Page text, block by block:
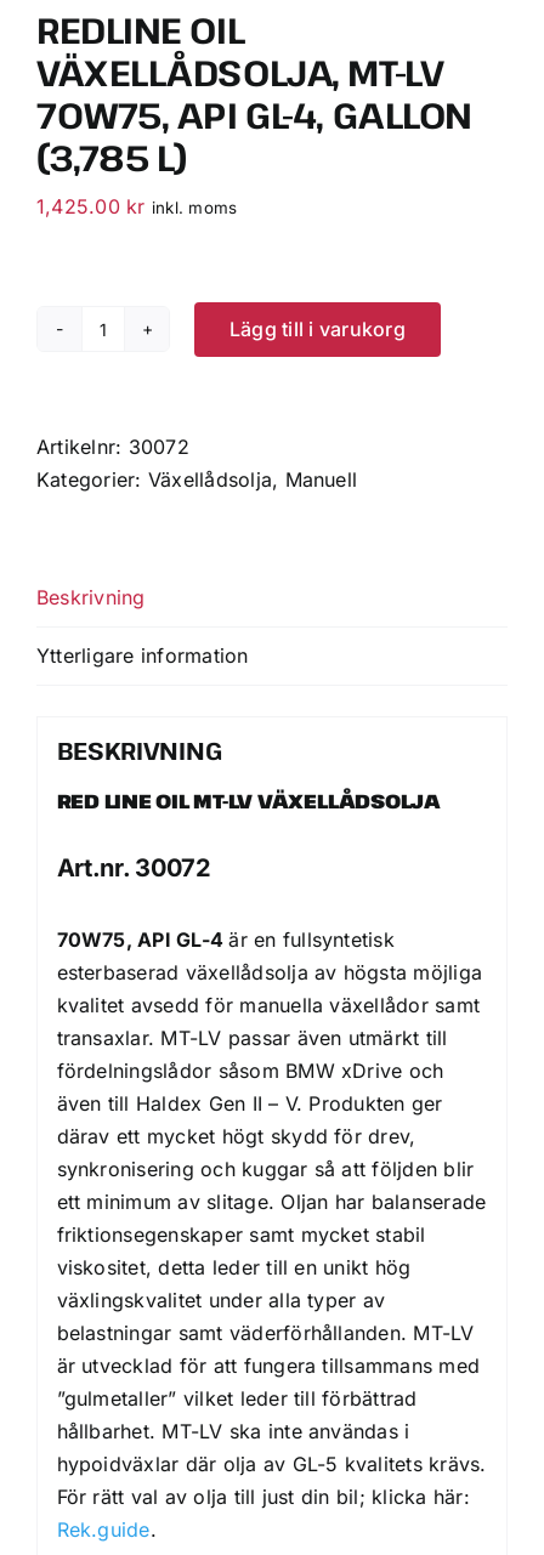
REDLINE OIL
VÄXELLÅDSOLJA, MT-LV
70W75, API GL-4, GALLON
(3,785 L)
1,425.00 kr inkl. moms
RedLine
MT-
LV
4,
(3,785
Lägg till i varukorg
Artikelnr: 30072
Kategorier: Växellådsolja, Manuell
Beskrivning
Ytterligare information
BESKRIVNING
RED LINE OIL MT-LV VÄXELLÅDSOLJA
Art.nr. 30072
70W75, API GL-4är en fullsyntetisk
esterbaserad växellådsolja av högsta möjliga
kvalitet avsedd för manuella växellådor samt
transaxlar. MT-LV passar även utmärkt till
fördelningslådor såsom BMW xDrive och
även till Haldex Gen II – V. Produkten ger
därav ett mycket högt skydd för drev,
synkronisering och kuggar så att följden blir
ett minimum av slitage. Oljan har balanserade
friktionsegenskaper samt mycket stabil
viskositet, detta leder till en unikt hög
växlingskvalitet under alla typer av
belastningar samt väderförhållanden. MT-LV
är utvecklad för att fungera tillsammans med
”gulmetaller” vilket leder till förbättrad
hållbarhet. MT-LV ska inte användas i
hypoidväxlar där olja av GL-5 kvalitets krävs.
För rätt val av olja till just din bil; klicka här:
Rek.guide.